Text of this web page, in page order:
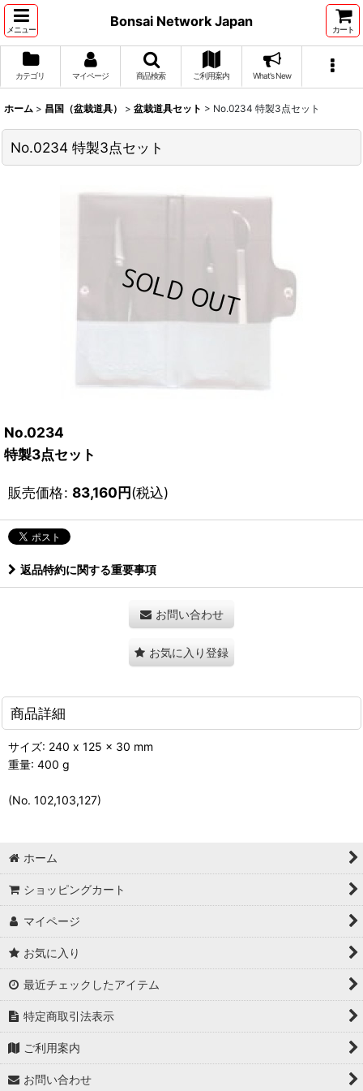
メニュー
Bonsai Network Japan
カート
カテゴリ マイページ 商品検索 ご利用案内 What's New
ホーム > 昌国（盆栽道具） > 盆栽道具セット > No.0234 特製3点セット
No.0234 特製3点セット
No.0234
特製3点セット
販売価格: 83,160円(税込)
返品特約に関する重要事項
お問い合わせ
お気に入り登録
商品詳細
サイズ: 240 x 125 x 30 mm
重量: 400 g
(No. 102,103,127)
ホーム
ショッピングカート
マイページ
お気に入り
最近チェックしたアイテム
特定商取引法表示
ご利用案内
お問い合わせ